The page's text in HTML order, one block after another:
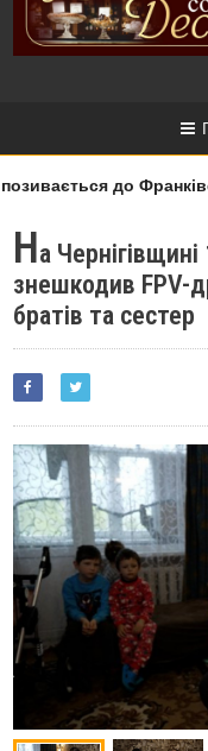
до
На
знешкодив FPV-
братів та сестер